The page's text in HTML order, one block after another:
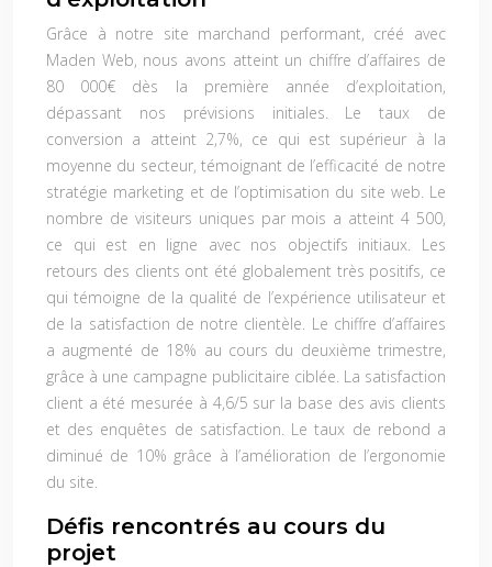
Grâce à notre site marchand performant, créé avec
Maden Web, nous avons atteint un chiffre d’affaires de
80 000€ dès la première année d’exploitation,
dépassant nos prévisions initiales. Le taux de
conversion a atteint 2,7%, ce qui est supérieur à la
moyenne du secteur, témoignant de l’efficacité de notre
stratégie marketing et de l’optimisation du site web. Le
nombre de visiteurs uniques par mois a atteint 4 500,
ce qui est en ligne avec nos objectifs initiaux. Les
retours des clients ont été globalement très positifs, ce
qui témoigne de la qualité de l’expérience utilisateur et
de la satisfaction de notre clientèle. Le chiffre d’affaires
a augmenté de 18% au cours du deuxième trimestre,
grâce à une campagne publicitaire ciblée. La satisfaction
client a été mesurée à 4,6/5 sur la base des avis clients
et des enquêtes de satisfaction. Le taux de rebond a
diminué de 10% grâce à l’amélioration de l’ergonomie
du site.
Défis rencontrés au cours du
projet